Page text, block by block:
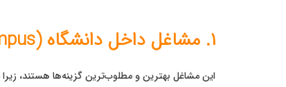
۱. مشاغل داخل دانشگاه (On-Campus)
این مشاغل بهترین و مطلوب‌ترین گزینه‌ها هستند،